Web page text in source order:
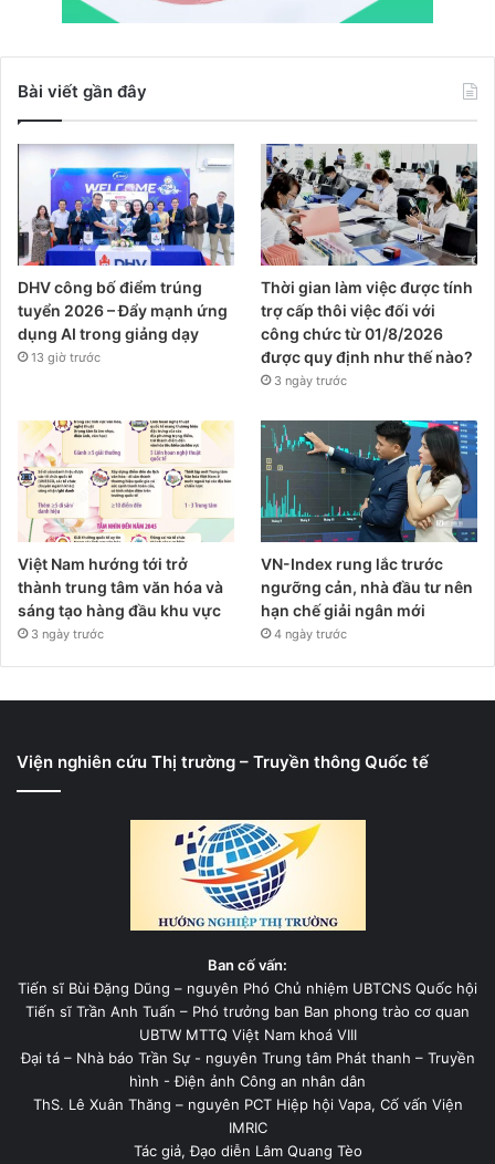
Bài viết gần đây
DHV công bố điểm trúng
tuyển 2026 – Đẩy mạnh ứng
dụng AI trong giảng dạy
13 giờ trước
Thời gian làm việc được tính
trợ cấp thôi việc đối với
công chức từ 01/8/2026
được quy định như thế nào?
3 ngày trước
Việt Nam hướng tới trở
thành trung tâm văn hóa và
sáng tạo hàng đầu khu vực
3 ngày trước
VN-Index rung lắc trước
ngưỡng cản, nhà đầu tư nên
hạn chế giải ngân mới
4 ngày trước
Viện nghiên cứu Thị trường – Truyền thông Quốc tế
Ban cố vấn:
Tiến sĩ Bùi Đặng Dũng – nguyên Phó Chủ nhiệm UBTCNS Quốc hội
Tiến sĩ Trần Anh Tuấn – Phó trưởng ban Ban phong trào cơ quan
UBTW MTTQ Việt Nam khoá VIII
Đại tá – Nhà báo Trần Sự - nguyên Trung tâm Phát thanh – Truyền
hình - Điện ảnh Công an nhân dân
ThS. Lê Xuân Thăng – nguyên PCT Hiệp hội Vapa, Cố vấn Viện
IMRIC
Tác giả, Đạo diễn Lâm Quang Tèo